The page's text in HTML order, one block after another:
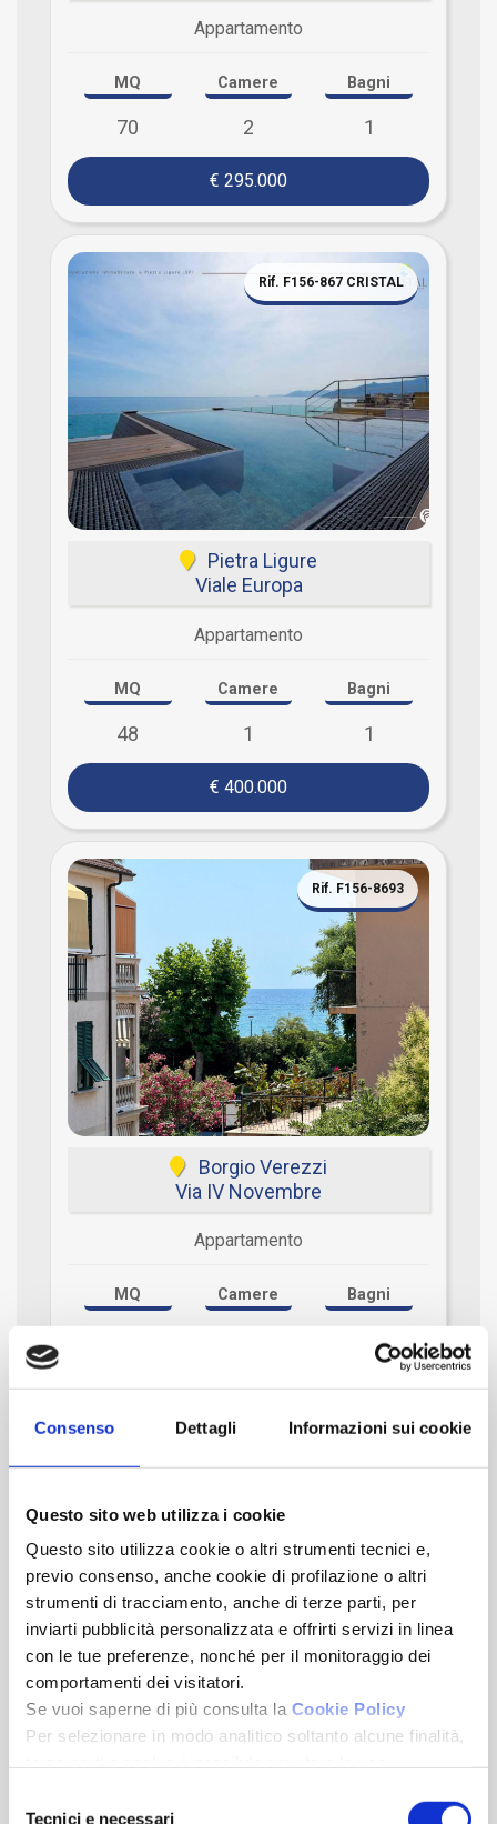
Consenso Dettagli Informazioni sui cookie
Questo sito web utilizza i cookie
Questo sito utilizza cookie o altri strumenti tecnici e,
previo consenso, anche cookie di profilazione o altri
strumenti di tracciamento, anche di terze parti, per
inviarti pubblicità personalizzata e offrirti servizi in linea
con le tue preferenze, nonché per il monitoraggio dei
comportamenti dei visitatori.
Se vuoi saperne di più consulta la Cookie Policy
Per selezionare in modo analitico soltanto alcune finalità,
Chiudendo questo banner tramite l’apposito comando
Tecnici e necessari
Appartamento
MQ
70
Camere
2
Bagni
1
€ 295.000
Rif. F156-867 CRISTAL
Pietra Ligure
Viale Europa
Appartamento
MQ
48
Camere
1
Bagni
1
€ 400.000
Rif. F156-8693
Borgio Verezzi
Via IV Novembre
Appartamento
MQ Camere Bagni
€ 295.000
Pietra Ligure